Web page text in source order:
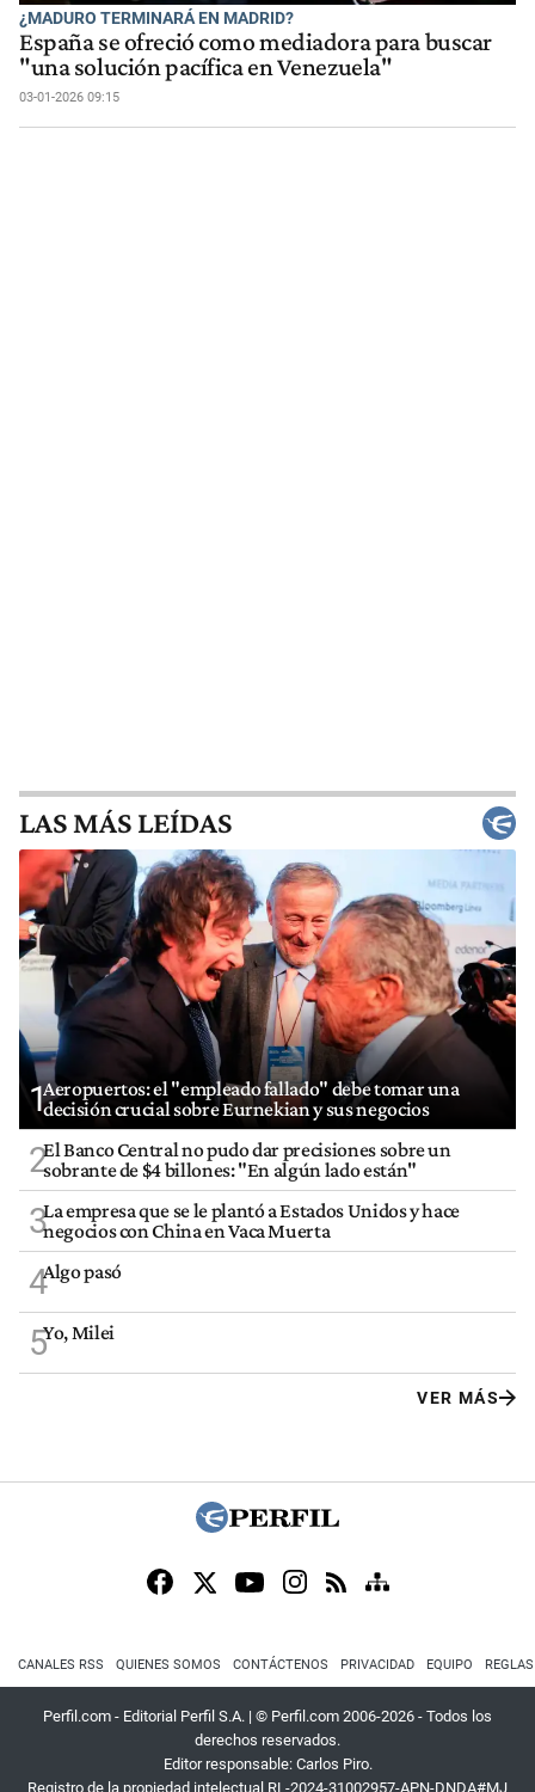
¿MADURO TERMINARÁ EN MADRID?
España se ofreció como mediadora para buscar
"una solución pacífica en Venezuela"
03-01-2026 09:15
LAS MÁS LEÍDAS
1Aeropuertos: el "empleado fallado" debe tomar una
decisión crucial sobre Eurnekian y sus negocios
2El Banco Central no pudo dar precisiones sobre un
sobrante de $4 billones: "En algún lado están"
3La empresa que se le plantó a Estados Unidos y hace
negocios con China en Vaca Muerta
4Algo pasó
5Yo, Milei
VER MÁS
CANALES RSS QUIENES SOMOS CONTÁCTENOS PRIVACIDAD EQUIPO
Perfil.com - Editorial Perfil S.A. | © Perfil.com 2006-2026 - Todos los
derechos reservados.
Editor responsable: Carlos Piro.
Registro de la propiedad intelectual RL-2024-31002957-APN-DNDA#MJ